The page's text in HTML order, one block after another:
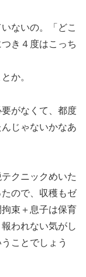
ないの。「どこ
き４度はこっち
か。
がなくて、都度
じゃないかなあ
クニックめいた
ので、収穫もゼ
束＋息子は保育
われない気がし
ことでしょう